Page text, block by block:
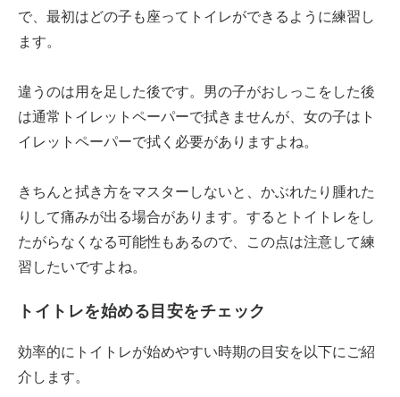
で、最初はどの子も座ってトイレができるように練習し
ます。
違うのは用を足した後です。男の子がおしっこをした後
は通常トイレットペーパーで拭きませんが、女の子はト
イレットペーパーで拭く必要がありますよね。
きちんと拭き方をマスターしないと、かぶれたり腫れた
りして痛みが出る場合があります。するとトイトレをし
たがらなくなる可能性もあるので、この点は注意して練
習したいですよね。
トイトレを始める目安をチェック
効率的にトイトレが始めやすい時期の目安を以下にご紹
介します。